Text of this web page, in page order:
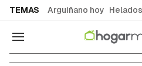
TEMAS Arguiñano hoy
Navegación